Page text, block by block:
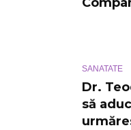
SANATATE
Dr.
să